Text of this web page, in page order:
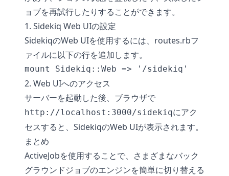
ョブを再試行したりすることができます。
1. Sidekiq Web UIの設定
SidekiqのWeb UIを使用するには、routes.rbフ
ァイルに以下の行を追加します。
2. Web UIへのアクセス
サーバーを起動した後、ブラウザで
http://localhost:3000/sidekiqにアク
セスすると、SidekiqのWeb UIが表示されます。
まとめ
ActiveJobを使用することで、さまざまなバック
グラウンドジョブのエンジンを簡単に切り替える